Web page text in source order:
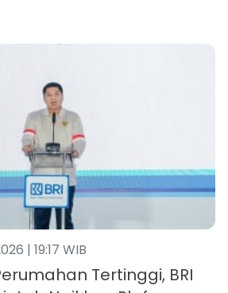
| 19:17 WIB
Tertinggi, BRI